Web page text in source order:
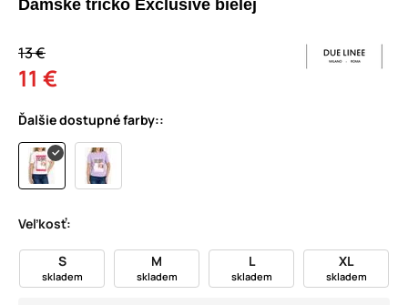
Dámske tričko Exclusive bielej
13 €
11 €
Ďalšie dostupné farby::
Veľkosť:
S
skladem
M
skladem
L
skladem
XL
skladem